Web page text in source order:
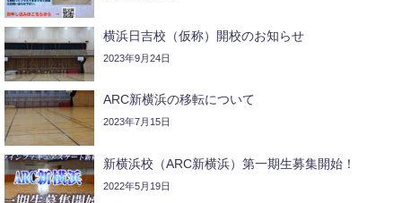
横浜日吉校（仮称）開校のお知らせ
2023年9月24日
ARC新横浜の移転について
2023年7月15日
新横浜校（ARC新横浜）第一期生募集開始！
2022年5月19日